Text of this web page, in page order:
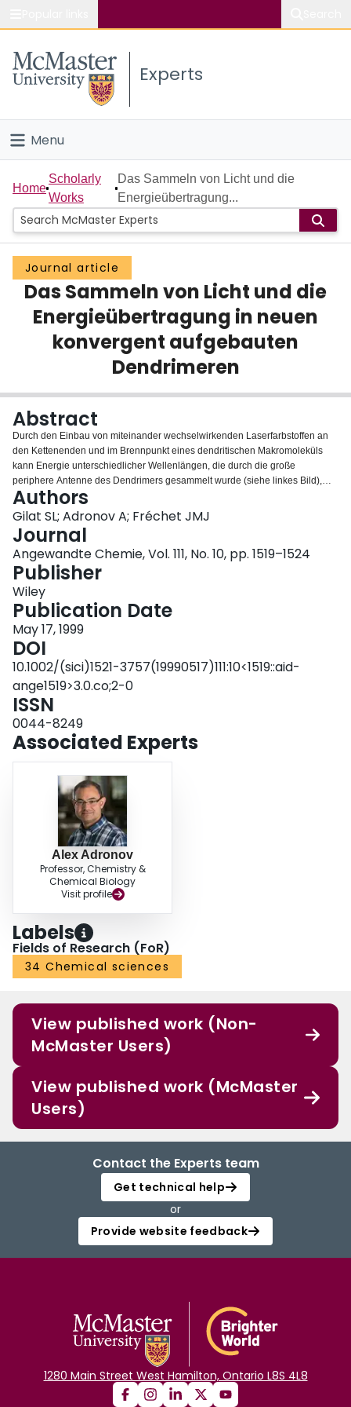
Study
Connect
Experts
Menu
Home
People
Groups
Scholarly Works
About
Home
Scholarly
Works
Das Sammeln von Licht und die
Energieübertragung...
Journal article
Das Sammeln von Licht und die
Energieübertragung in neuen
konvergent aufgebauten
Dendrimeren
Abstract
Durch den Einbau von miteinander wechselwirkenden Laserfarbstoffen an
den Kettenenden und im Brennpunkt eines dendritischen Makromoleküls
kann Energie unterschiedlicher Wellenlängen, die durch die große
periphere Antenne des Dendrimers gesammelt wurde (siehe linkes Bild),
direkt und mit hohem Wirkungsgrad auf den zentralen Kern übertragen
werden (mittleres Bild), ohne daß das innere Skelett des Dendrimers am
Übertragungsprozeß beteiligt ist. Die Energie wird dann als schmalbandige
Fluoreszenzstrahlung vom Kern emittiert (rechtes Bild).
Authors
Gilat SL; Adronov A; Fréchet JMJ
Journal
Angewandte Chemie, Vol. 111, No. 10, pp. 1519–1524
Publisher
Wiley
Publication Date
May 17, 1999
DOI
10.1002/(sici)1521-3757(19990517)111:10<1519::aid-
ange1519>3.0.co;2-0
ISSN
0044-8249
Associated Experts
Alex Adronov
Professor, Chemistry &
Chemical Biology
Visit profile
Labels
Fields of Research (FoR)
34 Chemical sciences
View published work (Non-
McMaster Users)
View published work (McMaster
Users)
Contact the Experts team
Get technical help
or
Provide website feedback
1280 Main Street West Hamilton, Ontario L8S 4L8